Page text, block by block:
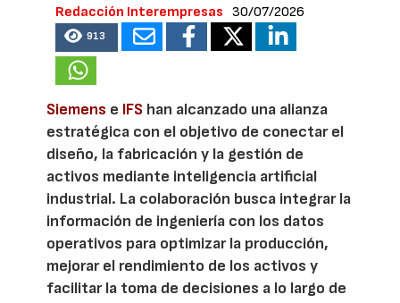
Redacción Interempresas 30/07/2026
913
Siemens e IFS han alcanzado una alianza
estratégica con el objetivo de conectar el
diseño, la fabricación y la gestión de
activos mediante inteligencia artificial
industrial. La colaboración busca integrar la
información de ingeniería con los datos
operativos para optimizar la producción,
mejorar el rendimiento de los activos y
facilitar la toma de decisiones a lo largo de